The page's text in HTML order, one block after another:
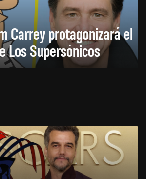
Carrey protagonizará el
Los Supersónicos